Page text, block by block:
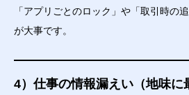
「アプリごとのロック」や「取引時の
が大事です。
4）仕事の情報漏えい（地味に